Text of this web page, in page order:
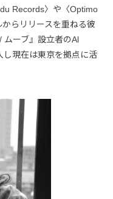
Records〉や〈Optimo
らリリースを重ねる彼
ムーブ』設立者のAl
現在は東京を拠点に活